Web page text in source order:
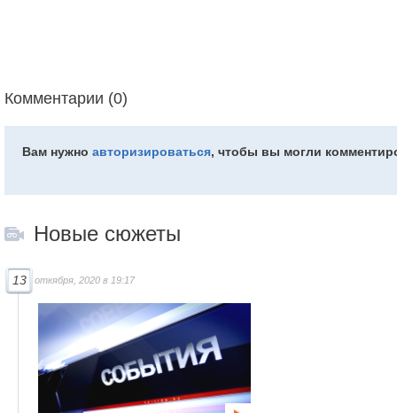
Комментарии (0)
Вам нужно авторизироваться, чтобы вы могли
Новые сюжеты
13 откября, 2020 в 19:17